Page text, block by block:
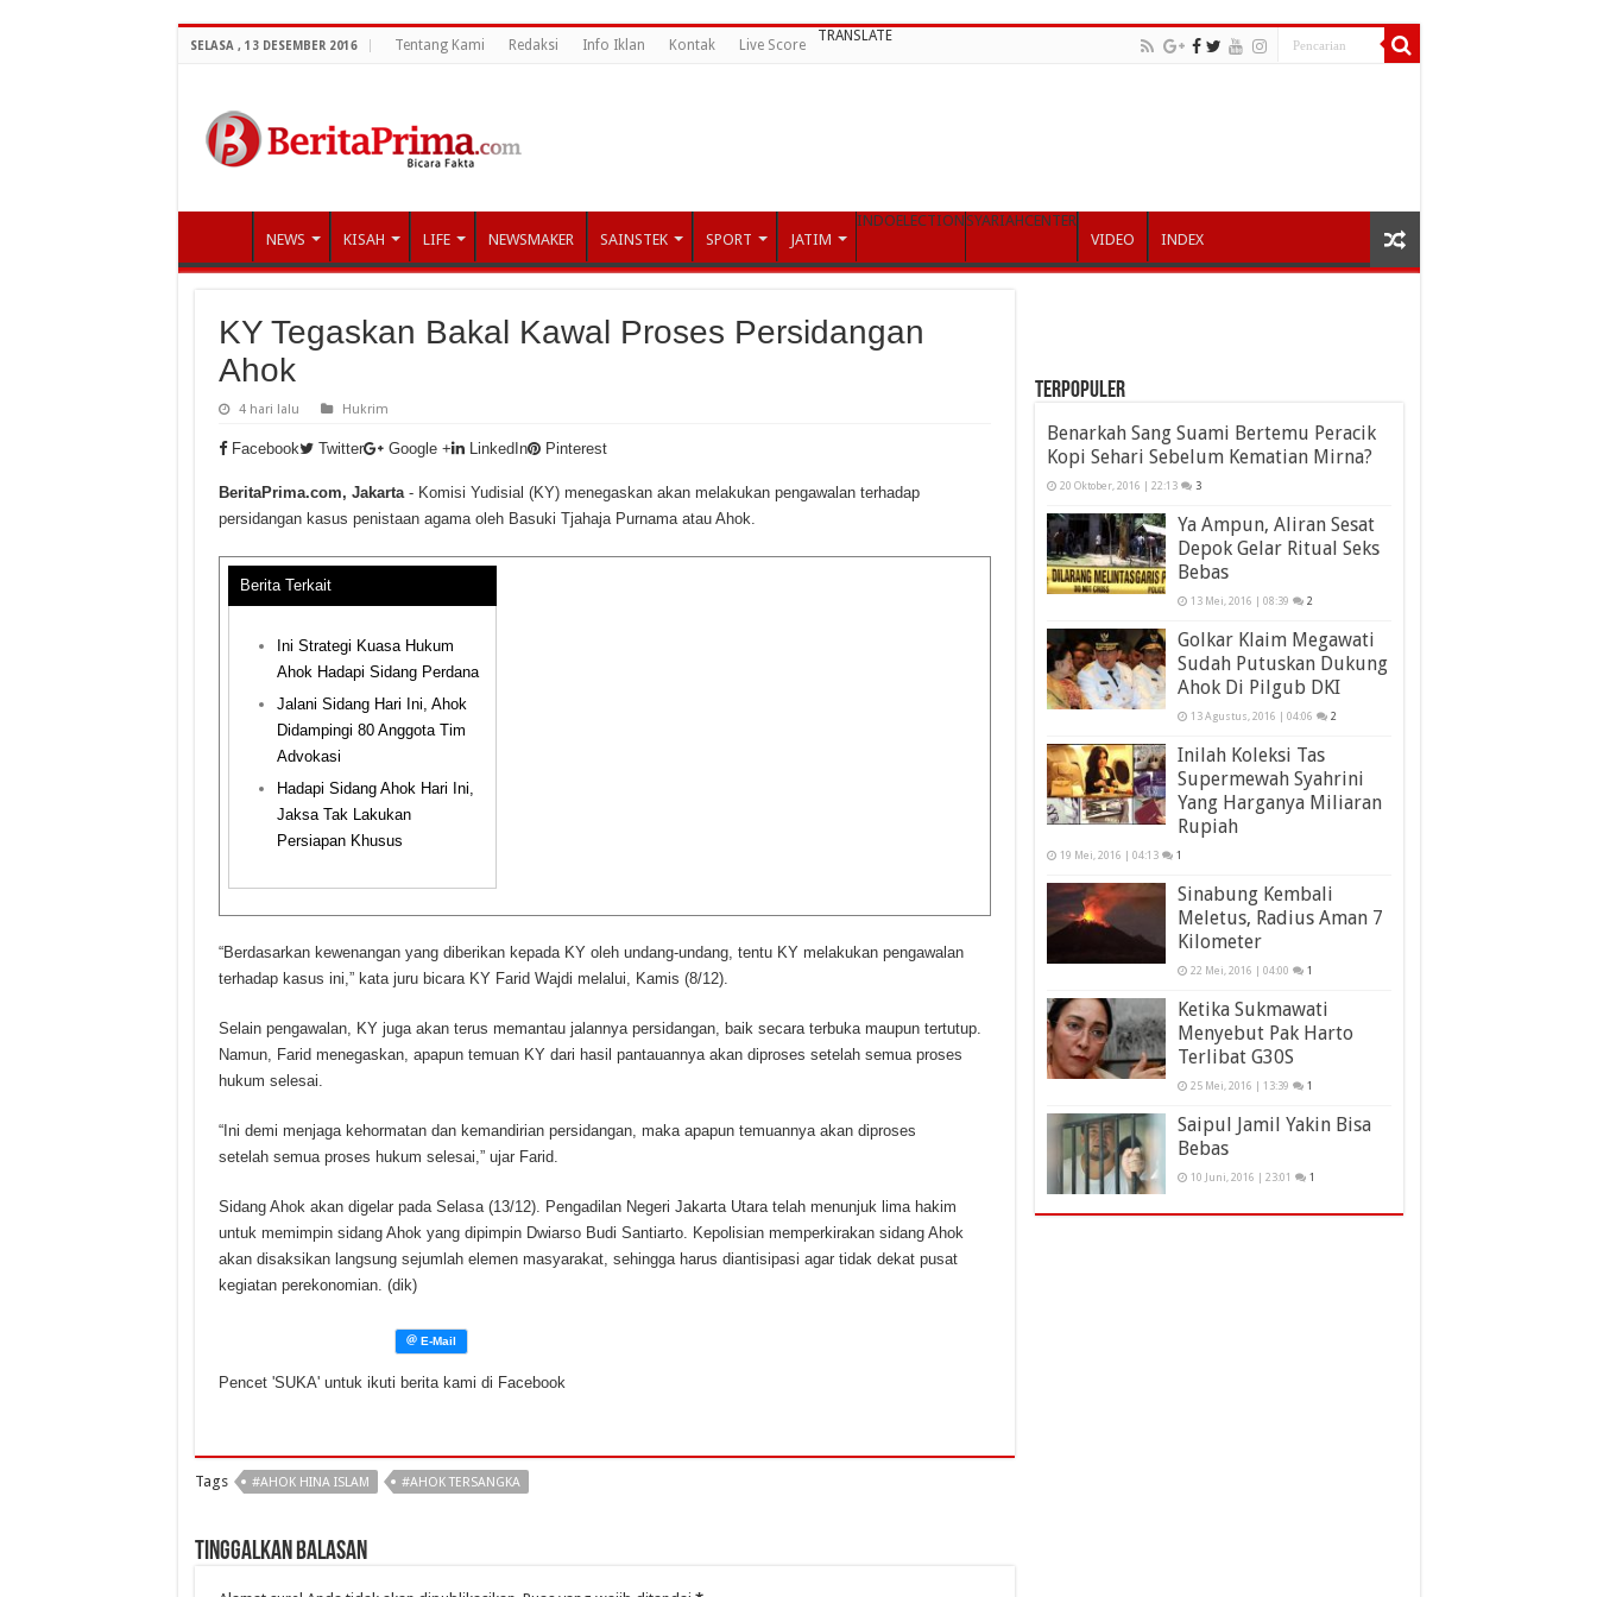
SELASA , 13 DESEMBER 2016 Tentang Kami Redaksi Info Iklan Kontak Live Score
TRANSLATE
NEWS KISAH LIFE NEWSMAKER SAINSTEK SPORT JATIM
INDOELECTION SYARIAHCENTER
VIDEO
INDEX
KY Tegaskan Bakal Kawal Proses Persidangan
Ahok
4 hari lalu Hukrim
Facebook Twitter Google + LinkedIn Pinterest
BeritaPrima.com, Jakarta- Komisi Yudisial (KY) menegaskan akan melakukan pengawalan terhadap
persidangan kasus penistaan agama oleh Basuki Tjahaja Purnama atau Ahok.
Berita Terkait
Ini Strategi Kuasa Hukum
Ahok Hadapi Sidang Perdana
Jalani Sidang Hari Ini, Ahok
Didampingi 80 Anggota Tim
Advokasi
Hadapi Sidang Ahok Hari Ini,
Jaksa Tak Lakukan
Persiapan Khusus
“Berdasarkan kewenangan yang diberikan kepada KY oleh undang-undang, tentu KY melakukan pengawalan
terhadap kasus ini,” kata juru bicara KY Farid Wajdi melalui, Kamis (8/12).
Selain pengawalan, KY juga akan terus memantau jalannya persidangan, baik secara terbuka maupun tertutup.
Namun, Farid menegaskan, apapun temuan KY dari hasil pantauannya akan diproses setelah semua proses
hukum selesai.
“Ini demi menjaga kehormatan dan kemandirian persidangan, maka apapun temuannya akan diproses
setelah semua proses hukum selesai,” ujar Farid.
Sidang Ahok akan digelar pada Selasa (13/12). Pengadilan Negeri Jakarta Utara telah menunjuk lima hakim
untuk memimpin sidang Ahok yang dipimpin Dwiarso Budi Santiarto. Kepolisian memperkirakan sidang Ahok
akan disaksikan langsung sejumlah elemen masyarakat, sehingga harus diantisipasi agar tidak dekat pusat
kegiatan perekonomian. (dik)
Pencet 'SUKA' untuk ikuti berita kami di Facebook
Tags #AHOK HINA ISLAM #AHOK TERSANGKA
Tinggalkan Balasan
TERPOPULER
Benarkah Sang Suami Bertemu Peracik
Kopi Sehari Sebelum Kematian Mirna?
20 Oktober, 2016 | 22:13 3
Ya Ampun, Aliran Sesat
Depok Gelar Ritual Seks
Bebas
13 Mei, 2016 | 08:39 2
Golkar Klaim Megawati
Sudah Putuskan Dukung
Ahok Di Pilgub DKI
13 Agustus, 2016 | 04:06 2
Inilah Koleksi Tas
Supermewah Syahrini
Yang Harganya Miliaran
Rupiah
19 Mei, 2016 | 04:13 1
Sinabung Kembali
Meletus, Radius Aman 7
Kilometer
22 Mei, 2016 | 04:00 1
Ketika Sukmawati
Menyebut Pak Harto
Terlibat G30S
25 Mei, 2016 | 13:39 1
Saipul Jamil Yakin Bisa
Bebas
10 Juni, 2016 | 23:01 1